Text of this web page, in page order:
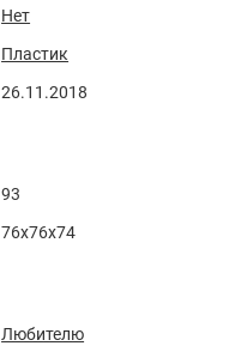
Нет
Пластик
26.11.2018
93
76x76x74
Любителю